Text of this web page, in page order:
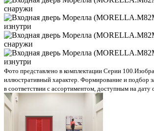
Фото представлено в комплектации Серии 100.
иллюстративный характер. Формирование и подбор
в соответствии с ассортиментом, доступным на дату